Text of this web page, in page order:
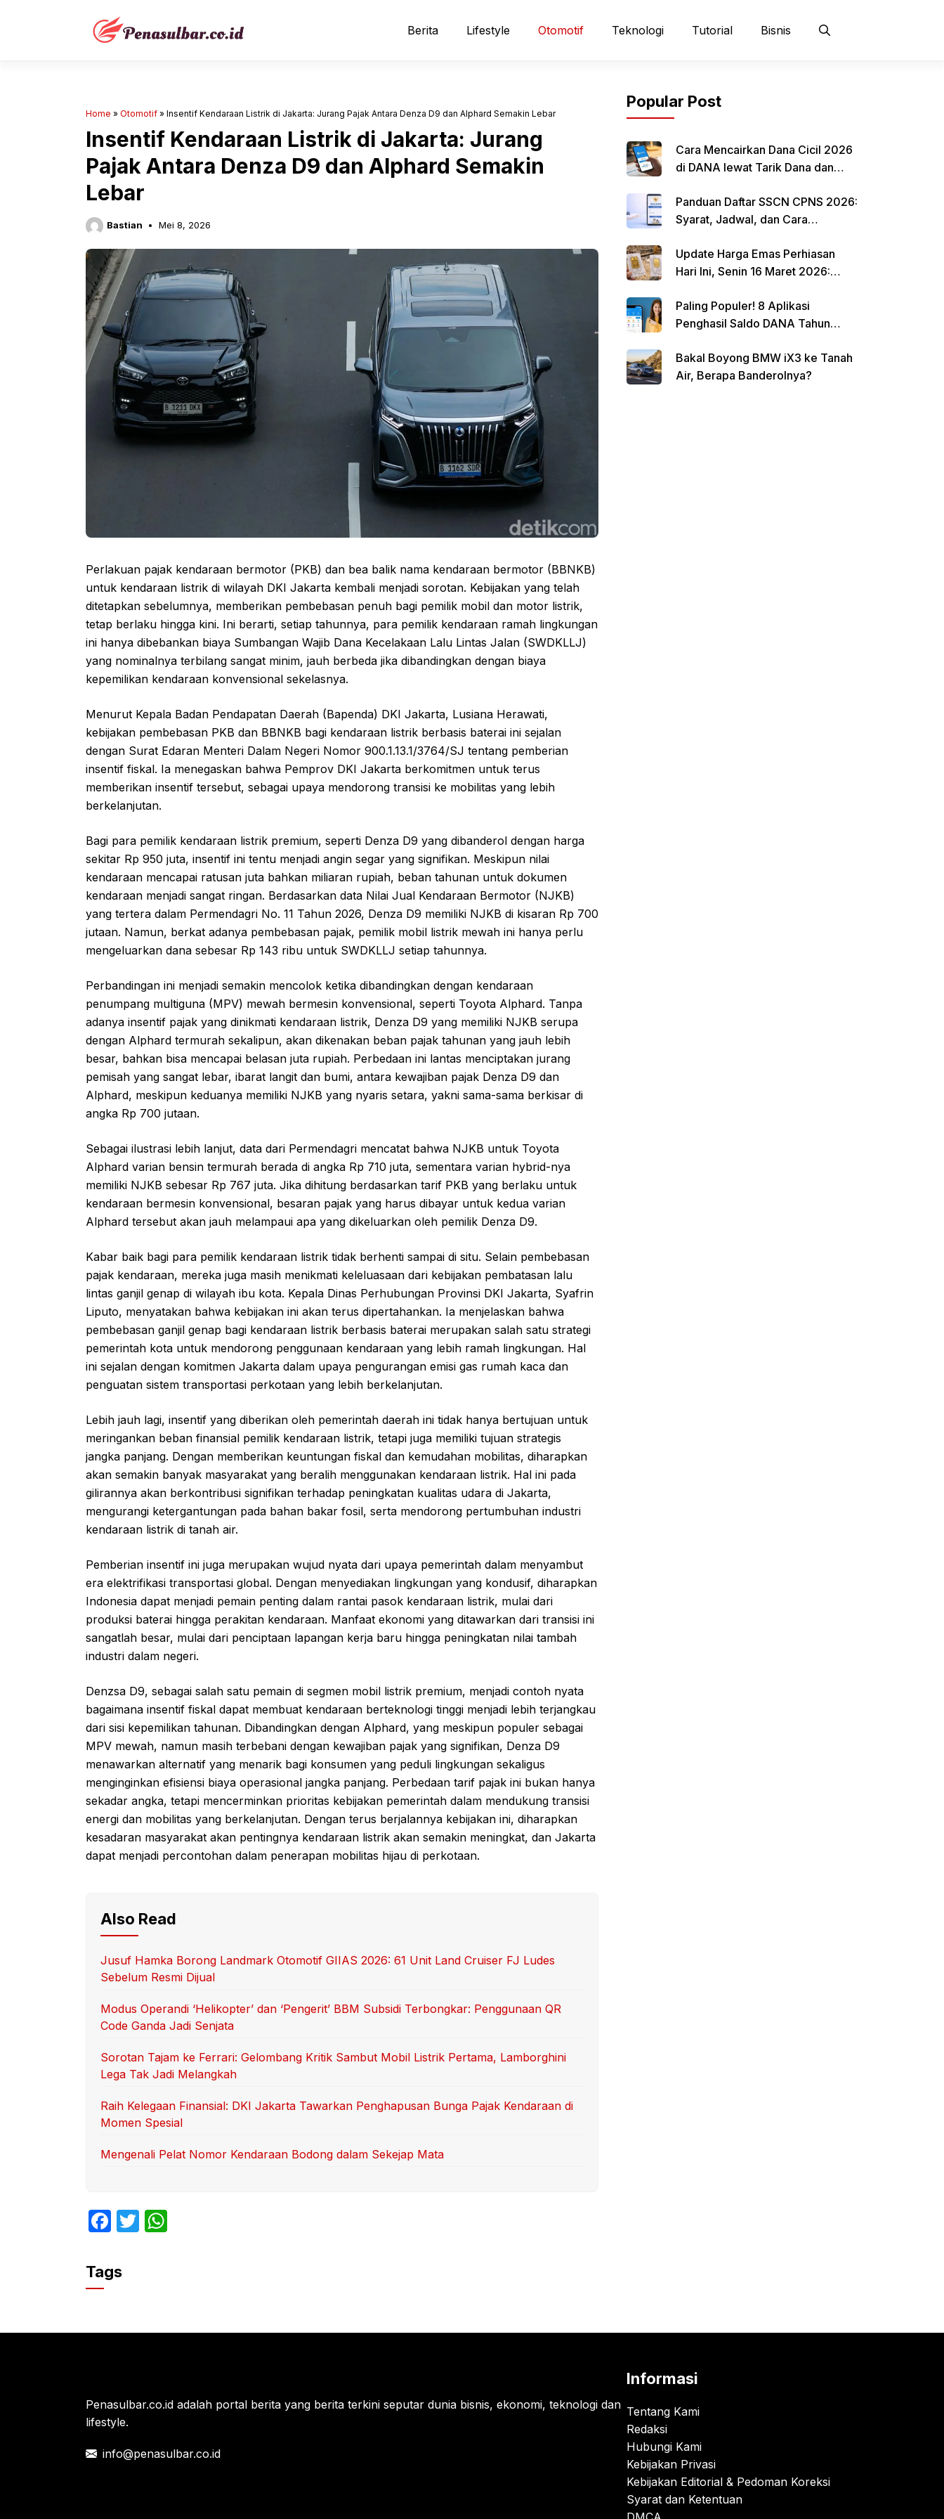
Berita Lifestyle Otomotif Teknologi Tutorial Bisnis
Home » Otomotif » Insentif Kendaraan Listrik di Jakarta: Jurang Pajak Antara Denza D9 dan Alphard Semakin Lebar
Insentif Kendaraan Listrik di Jakarta: Jurang
Pajak Antara Denza D9 dan Alphard Semakin
Lebar
Bastian Mei 8, 2026
Perlakuan pajak kendaraan bermotor (PKB) dan bea balik nama kendaraan bermotor (BBNKB)
untuk kendaraan listrik di wilayah DKI Jakarta kembali menjadi sorotan. Kebijakan yang telah
ditetapkan sebelumnya, memberikan pembebasan penuh bagi pemilik mobil dan motor listrik,
tetap berlaku hingga kini. Ini berarti, setiap tahunnya, para pemilik kendaraan ramah lingkungan
ini hanya dibebankan biaya Sumbangan Wajib Dana Kecelakaan Lalu Lintas Jalan (SWDKLLJ)
yang nominalnya terbilang sangat minim, jauh berbeda jika dibandingkan dengan biaya
kepemilikan kendaraan konvensional sekelasnya.
Menurut Kepala Badan Pendapatan Daerah (Bapenda) DKI Jakarta, Lusiana Herawati,
kebijakan pembebasan PKB dan BBNKB bagi kendaraan listrik berbasis baterai ini sejalan
dengan Surat Edaran Menteri Dalam Negeri Nomor 900.1.13.1/3764/SJ tentang pemberian
insentif fiskal. Ia menegaskan bahwa Pemprov DKI Jakarta berkomitmen untuk terus
memberikan insentif tersebut, sebagai upaya mendorong transisi ke mobilitas yang lebih
berkelanjutan.
Bagi para pemilik kendaraan listrik premium, seperti Denza D9 yang dibanderol dengan harga
sekitar Rp 950 juta, insentif ini tentu menjadi angin segar yang signifikan. Meskipun nilai
kendaraan mencapai ratusan juta bahkan miliaran rupiah, beban tahunan untuk dokumen
kendaraan menjadi sangat ringan. Berdasarkan data Nilai Jual Kendaraan Bermotor (NJKB)
yang tertera dalam Permendagri No. 11 Tahun 2026, Denza D9 memiliki NJKB di kisaran Rp 700
jutaan. Namun, berkat adanya pembebasan pajak, pemilik mobil listrik mewah ini hanya perlu
mengeluarkan dana sebesar Rp 143 ribu untuk SWDKLLJ setiap tahunnya.
Perbandingan ini menjadi semakin mencolok ketika dibandingkan dengan kendaraan
penumpang multiguna (MPV) mewah bermesin konvensional, seperti Toyota Alphard. Tanpa
adanya insentif pajak yang dinikmati kendaraan listrik, Denza D9 yang memiliki NJKB serupa
dengan Alphard termurah sekalipun, akan dikenakan beban pajak tahunan yang jauh lebih
besar, bahkan bisa mencapai belasan juta rupiah. Perbedaan ini lantas menciptakan jurang
pemisah yang sangat lebar, ibarat langit dan bumi, antara kewajiban pajak Denza D9 dan
Alphard, meskipun keduanya memiliki NJKB yang nyaris setara, yakni sama-sama berkisar di
angka Rp 700 jutaan.
Sebagai ilustrasi lebih lanjut, data dari Permendagri mencatat bahwa NJKB untuk Toyota
Alphard varian bensin termurah berada di angka Rp 710 juta, sementara varian hybrid-nya
memiliki NJKB sebesar Rp 767 juta. Jika dihitung berdasarkan tarif PKB yang berlaku untuk
kendaraan bermesin konvensional, besaran pajak yang harus dibayar untuk kedua varian
Alphard tersebut akan jauh melampaui apa yang dikeluarkan oleh pemilik Denza D9.
Kabar baik bagi para pemilik kendaraan listrik tidak berhenti sampai di situ. Selain pembebasan
pajak kendaraan, mereka juga masih menikmati keleluasaan dari kebijakan pembatasan lalu
lintas ganjil genap di wilayah ibu kota. Kepala Dinas Perhubungan Provinsi DKI Jakarta, Syafrin
Liputo, menyatakan bahwa kebijakan ini akan terus dipertahankan. Ia menjelaskan bahwa
pembebasan ganjil genap bagi kendaraan listrik berbasis baterai merupakan salah satu strategi
pemerintah kota untuk mendorong penggunaan kendaraan yang lebih ramah lingkungan. Hal
ini sejalan dengan komitmen Jakarta dalam upaya pengurangan emisi gas rumah kaca dan
penguatan sistem transportasi perkotaan yang lebih berkelanjutan.
Lebih jauh lagi, insentif yang diberikan oleh pemerintah daerah ini tidak hanya bertujuan untuk
meringankan beban finansial pemilik kendaraan listrik, tetapi juga memiliki tujuan strategis
jangka panjang. Dengan memberikan keuntungan fiskal dan kemudahan mobilitas, diharapkan
akan semakin banyak masyarakat yang beralih menggunakan kendaraan listrik. Hal ini pada
gilirannya akan berkontribusi signifikan terhadap peningkatan kualitas udara di Jakarta,
mengurangi ketergantungan pada bahan bakar fosil, serta mendorong pertumbuhan industri
kendaraan listrik di tanah air.
Pemberian insentif ini juga merupakan wujud nyata dari upaya pemerintah dalam menyambut
era elektrifikasi transportasi global. Dengan menyediakan lingkungan yang kondusif, diharapkan
Indonesia dapat menjadi pemain penting dalam rantai pasok kendaraan listrik, mulai dari
produksi baterai hingga perakitan kendaraan. Manfaat ekonomi yang ditawarkan dari transisi ini
sangatlah besar, mulai dari penciptaan lapangan kerja baru hingga peningkatan nilai tambah
industri dalam negeri.
Denzsa D9, sebagai salah satu pemain di segmen mobil listrik premium, menjadi contoh nyata
bagaimana insentif fiskal dapat membuat kendaraan berteknologi tinggi menjadi lebih terjangkau
dari sisi kepemilikan tahunan. Dibandingkan dengan Alphard, yang meskipun populer sebagai
MPV mewah, namun masih terbebani dengan kewajiban pajak yang signifikan, Denza D9
menawarkan alternatif yang menarik bagi konsumen yang peduli lingkungan sekaligus
menginginkan efisiensi biaya operasional jangka panjang. Perbedaan tarif pajak ini bukan hanya
sekadar angka, tetapi mencerminkan prioritas kebijakan pemerintah dalam mendukung transisi
energi dan mobilitas yang berkelanjutan. Dengan terus berjalannya kebijakan ini, diharapkan
kesadaran masyarakat akan pentingnya kendaraan listrik akan semakin meningkat, dan Jakarta
dapat menjadi percontohan dalam penerapan mobilitas hijau di perkotaan.
Also Read
Jusuf Hamka Borong Landmark Otomotif GIIAS 2026: 61 Unit Land Cruiser FJ Ludes
Sebelum Resmi Dijual
Modus Operandi ‘Helikopter’ dan ‘Pengerit’ BBM Subsidi Terbongkar: Penggunaan QR
Code Ganda Jadi Senjata
Sorotan Tajam ke Ferrari: Gelombang Kritik Sambut Mobil Listrik Pertama, Lamborghini
Lega Tak Jadi Melangkah
Raih Kelegaan Finansial: DKI Jakarta Tawarkan Penghapusan Bunga Pajak Kendaraan di
Momen Spesial
Mengenali Pelat Nomor Kendaraan Bodong dalam Sekejap Mata
F
c
e
o
T
p
Tags
Popular Post
Cara Mencairkan Dana Cicil 2026
di DANA lewat Tarik Dana dan
Panduan Daftar SSCN CPNS 2026:
Syarat, Jadwal, dan Cara
Update Harga Emas Perhiasan
Hari Ini, Senin 16 Maret 2026:
Paling Populer! 8 Aplikasi
Penghasil Saldo DANA Tahun
Bakal Boyong BMW iX3 ke Tanah
Air, Berapa Banderolnya?
Penasulbar.co.id adalah portal berita yang berita terkini seputar dunia bisnis, ekonomi, teknologi dan
lifestyle.
info@penasulbar.co.id
Informasi
Tentang Kami
Redaksi
Hubungi Kami
Kebijakan Privasi
Kebijakan Editorial & Pedoman Koreksi
Syarat dan Ketentuan